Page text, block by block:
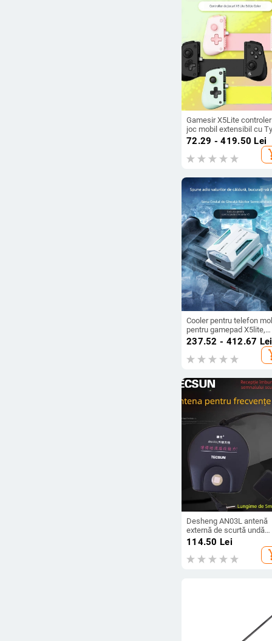
Gamesir X5Lite
joc mobil extensibil cu
C
72.29 - 419.50 Lei
Cooler pentru telefon
pentru gamepad X5lite,
răcire silențioasă pe bază
semiconductori, interfață
USB-C, conectivitate
wireless, model X5lite
237.52 - 412.67 Lei
Desheng AN03L antenă
externă de scurtă undă
pentru radio, utilizare în
114.50 Lei